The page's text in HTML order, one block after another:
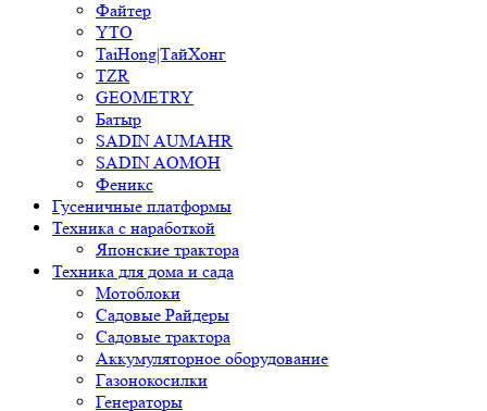
Файтер
YTO
TaiHong|ТайХонг
TZR
GEOMETRY
Батыр
SADIN AUMAHR
SADIN AOMOH
Феникс
Гусеничные платформы
Техника с наработкой
Японские трактора
Техника для дома и сада
Мотоблоки
Садовые Райдеры
Садовые трактора
Аккумуляторное оборудование
Газонокосилки
Генераторы